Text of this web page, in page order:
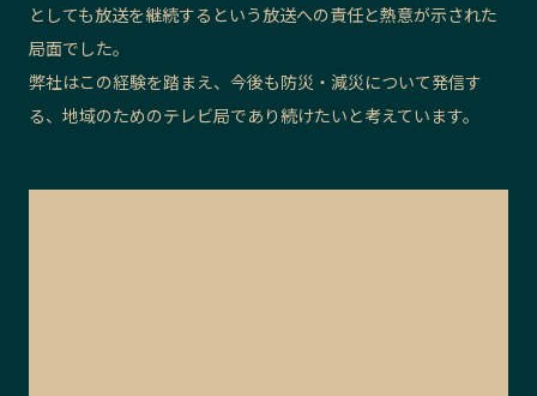
としても放送を継続するという放送への責任と熱意が示された
局面でした。
弊社はこの経験を踏まえ、今後も防災・減災について発信す
る、地域のためのテレビ局であり続けたいと考えています。